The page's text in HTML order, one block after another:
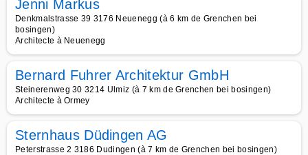
Jenni Markus
Denkmalstrasse 39 3176 Neuenegg (à 6 km de Grenchen bei
bosingen)
Architecte à Neuenegg
Bernard Fuhrer Architektur GmbH
Steinerenweg 30 3214 Ulmiz (à 7 km de Grenchen bei bosingen)
Architecte à Ormey
Sternhaus Düdingen AG
Peterstrasse 2 3186 Dudingen (à 7 km de Grenchen bei bosingen)